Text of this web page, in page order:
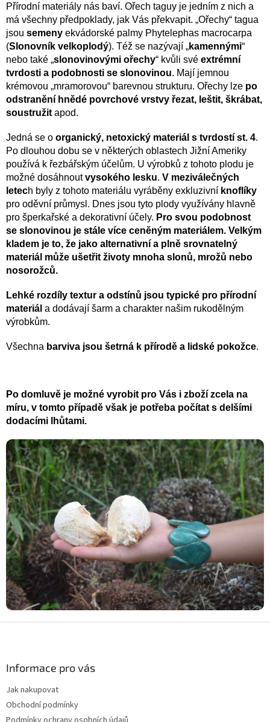
Přírodní materiály nás baví. Ořech taguy je jedním z nich a
má všechny předpoklady, jak Vás překvapit. „Ořechy“ tagua
jsou semeny ekvádorské palmy Phytelephas macrocarpa
(Slonovník velkoplodý). Též se nazývají „kamennými“
nebo také „slonovinovými ořechy“ kvůli své extrémní
tvrdosti a podobnosti se slonovinou. Mají jemnou
krémovou „mramorovou“ barevnou strukturu. Ořechy lze po
odstranění hnědé povrchové vrstvy řezat, leštit, škrábat,
soustružit apod.
Jedná se o organický, netoxický materiál s tvrdostí st. 4.
Po dlouhou dobu se v některých oblastech Jižní Ameriky
používá k řezbářským účelům. U výrobků z tohoto plodu je
možné dosáhnoutvysokého lesku. V meziválečných
letech byly z tohoto materiálu vyráběny exkluzivní knoflíky
pro oděvní průmysl. Dnes jsou tyto plody využívány hlavně
pro šperkařské a dekorativní účely. Pro svou podobnost
se slonovinou je stále více ceněným materiálem. Velkým
kladem je to, že jako alternativní a plně srovnatelný
materiál může ušetřit životy mnoha slonů, mrožů nebo
nosorožců.
Lehké rozdíly textur a odstínů jsou typické pro přírodní
materiál a dodávají šarm a charakter našim rukodělným
výrobkům.
Všechna barviva jsou šetrná k přírodě a lidské pokožce.
Po domluvě je možné vyrobit pro Vás i zboží zcela na
míru, v tomto případě však je potřeba počítat s delšími
dodacími lhůtami.
Informace pro vás
Jak nakupovat
Obchodní podmínky